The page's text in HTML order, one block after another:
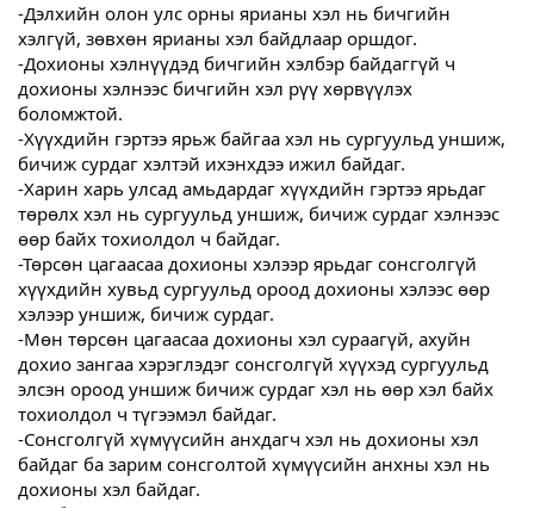
-Дэлхийн олон улс орны ярианы хэл нь бичгийн
хэлгүй, зөвхөн ярианы хэл байдлаар оршдог.
-Дохионы хэлнүүдэд бичгийн хэлбэр байдаггүй ч
дохионы хэлнээс бичгийн хэл рүү хөрвүүлэх
боломжтой.
-Хүүхдийн гэртээ ярьж байгаа хэл нь сургуульд уншиж,
бичиж сурдаг хэлтэй ихэнхдээ ижил байдаг.
-Харин харь улсад амьдардаг хүүхдийн гэртээ ярьдаг
төрөлх хэл нь сургуульд уншиж, бичиж сурдаг хэлнээс
өөр байх тохиолдол ч байдаг.
-Төрсөн цагаасаа дохионы хэлээр ярьдаг сонсголгүй
хүүхдийн хувьд сургуульд ороод дохионы хэлээс өөр
хэлээр уншиж, бичиж сурдаг.
-Мөн төрсөн цагаасаа дохионы хэл сураагүй, ахуйн
дохио зангаа хэрэглэдэг сонсголгүй хүүхэд сургуульд
элсэн ороод уншиж бичиж сурдаг хэл нь өөр хэл байх
тохиолдол ч түгээмэл байдаг.
-Сонсголгүй хүмүүсийн анхдагч хэл нь дохионы хэл
байдаг ба зарим сонсголтой хүмүүсийн анхны хэл нь
дохионы хэл байдаг.